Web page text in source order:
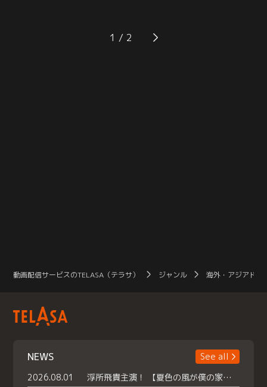
り、自分も友達に話すべきか悩んで
いた。アンディたちは頭にケガを負
いた。そんな時、地下鉄の緊急停止
により複数の乗客が軽症を負ったと
1
動画配信サービスのTELASA（テラサ） ジャンル 海外・アジアドラ
NEWS
See all
2026.08.01
浮所飛貴主演！ 【夏色の風が僕の家にやってきた】 本日よりテラサで独占配信スタート！